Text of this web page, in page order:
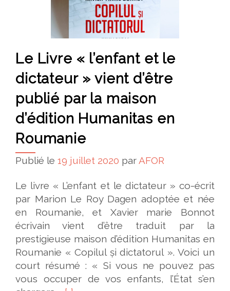
Le Livre « l’enfant et le
dictateur » vient d’être
publié par la maison
d’édition Humanitas en
Roumanie
Publié le 19 juillet 2020 par AFOR
Le livre « L’enfant et le dictateur » co-écrit
par Marion Le Roy Dagen adoptée et née
en Roumanie, et Xavier marie Bonnot
écrivain vient d’être traduit par la
prestigieuse maison d’édition Humanitas en
Roumanie « Copilul și dictatorul ». Voici un
court résumé : « Si vous ne pouvez pas
vous occuper de vos enfants, l’État s’en